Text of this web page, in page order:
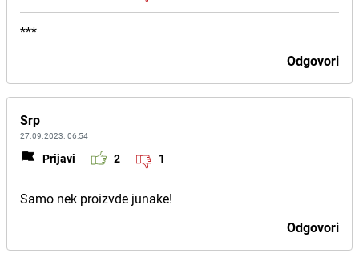
***
Odgovori
Srp
27.09.2023. 06:54
Prijavi 2 1
Samo nek proizvde junake!
Odgovori